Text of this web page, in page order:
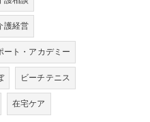
護経営
ート・アカデミー
ビーチテニス
在宅ケア